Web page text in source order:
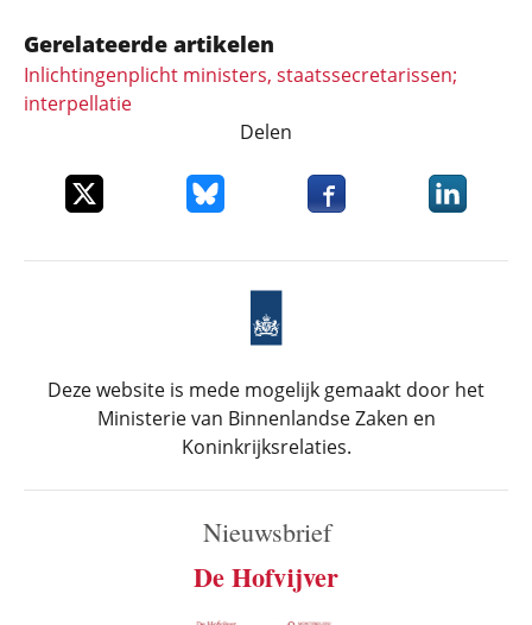
Gerelateerde artikelen
Inlichtingenplicht ministers, staatssecretarissen;
interpellatie
Delen
Deel dit item op XDeel dit item op Bluesky
Deel dit item opDeel dit
Deze website is mede mogelijk gemaakt door het
Ministerie van Binnenlandse Zaken en
Koninkrijksrelaties.
Nieuwsbrief
De Hofvijver